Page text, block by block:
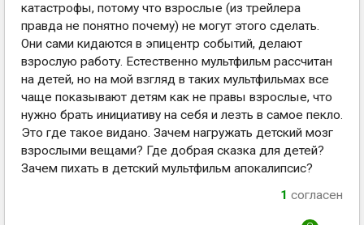
катастрофы, потому что взрослые (из трейлера
правда не понятно почему) не могут этого сделать.
Они сами кидаются в эпицентр событий, делают
взрослую работу. Естественно мультфильм рассчитан
на детей, но на мой взгляд в таких мультфильмах все
чаще показывают детям как не правы взрослые, что
нужно брать инициативу на себя и лезть в самое пекло.
Это где такое видано. Зачем нагружать детский мозг
взрослыми вещами? Где добрая сказка для детей?
Зачем пихать в детский мультфильм апокалипсис?
1 согласен